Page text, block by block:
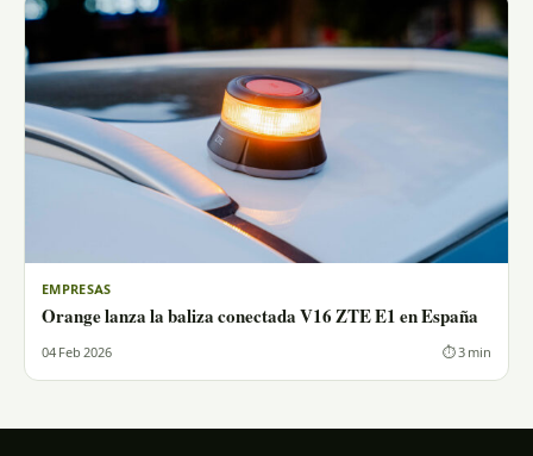
EMPRESAS
Orange lanza la baliza conectada V16 ZTE E1 en España
04 Feb 2026 ⏱ 3 min